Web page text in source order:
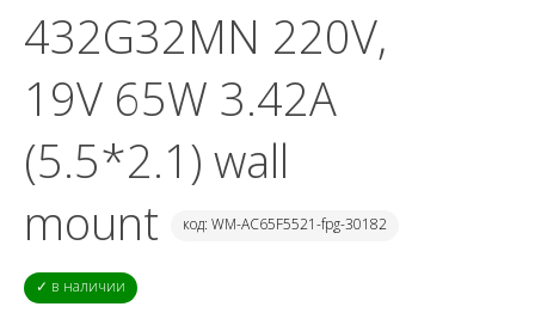
432G32MN 220V,
19V 65W 3.42A
(5.5*2.1) wall
mount
код: WM-AC65F5521-fpg-30182
✓ в наличии